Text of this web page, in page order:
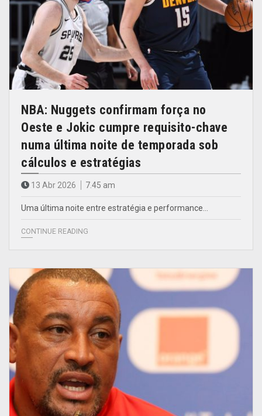
NBA: Nuggets confirmam força no
Oeste e Jokic cumpre requisito-chave
numa última noite de temporada sob
cálculos e estratégias
13 Abr 2026 7.45 am
Uma última noite entre estratégia e performance…
CONTINUE READING